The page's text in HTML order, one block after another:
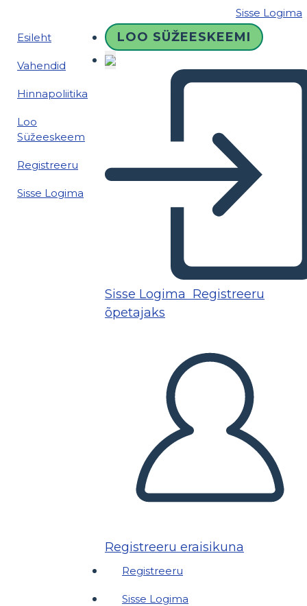
Sisse Logima
Esileht
Vahendid
Hinnapoliitika
Loo
Süžeeskeem
Registreeru
Sisse Logima
LOO SÜŽEESKEEMI
Sisse Logima Registreeru
õpetajaks
Registreeru eraisikuna
Registreeru
Sisse Logima